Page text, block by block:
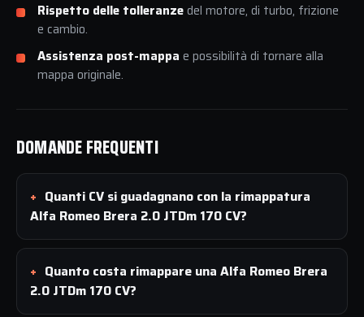
Rispetto delle tolleranzedel motore, di turbo, frizione
e cambio.
Assistenza post-mappa e possibilità di tornare alla
mappa originale.
DOMANDE FREQUENTI
Quanti CV si guadagnano con la rimappatura
Alfa Romeo Brera 2.0 JTDm 170 CV?
Quanto costa rimappare una Alfa Romeo Brera
2.0 JTDm 170 CV?